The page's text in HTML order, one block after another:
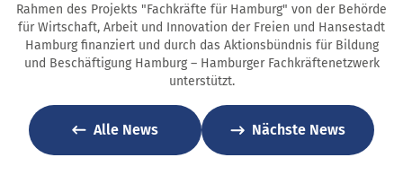
Rahmen des Projekts "Fachkräfte für Hamburg" von der Behörde
für Wirtschaft, Arbeit und Innovation der Freien und Hansestadt
Hamburg finanziert und durch das Aktionsbündnis für Bildung
und Beschäftigung Hamburg – Hamburger Fachkräftenetzwerk
unterstützt.
Alle News Nächste News